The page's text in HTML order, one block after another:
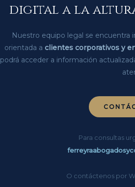
digital a la
Nuestro equipo legal se
orientada a clientes corporativos y
podrá acceder a información
Para consultas
O contáctenos por